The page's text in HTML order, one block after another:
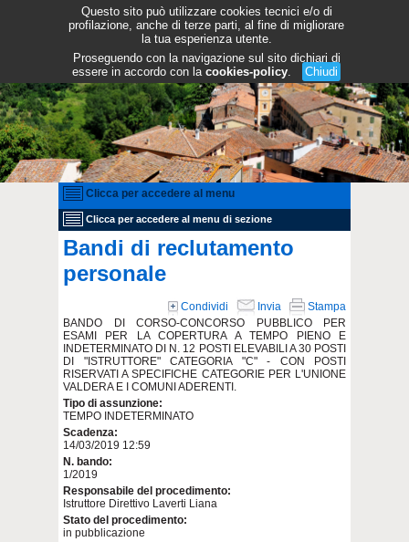
Questo sito può utilizzare cookies tecnici e/o di
profilazione, anche di terze parti, al fine di migliorare
la tua esperienza utente.
Proseguendo con la navigazione sul sito dichiari di
essere in accordo con la cookies-policy. Chiudi
Clicca per accedere al menu
Clicca per accedere al menu di sezione
Bandi di reclutamento
personale
Condividi Invia
Stampa
BANDO DI CORSO-CONCORSO PUBBLICO PER
ESAMI PER LA COPERTURA A TEMPO PIENO E
INDETERMINATO DI N. 12 POSTI ELEVABILI A 30 POSTI
DI "ISTRUTTORE" CATEGORIA "C" - CON POSTI
RISERVATI A SPECIFICHE CATEGORIE PER L'UNIONE
VALDERA E I COMUNI ADERENTI.
Tipo di assunzione:
TEMPO INDETERMINATO
Scadenza:
14/03/2019 12:59
N. bando:
1/2019
Responsabile del procedimento:
Istruttore Direttivo Laverti Liana
Stato del procedimento:
in pubblicazione